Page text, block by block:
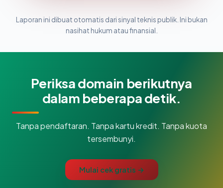
Laporan ini dibuat otomatis dari sinyal teknis publik. Ini bukan
nasihat hukum atau finansial.
Periksa domain berikutnya
dalam beberapa detik.
Tanpa pendaftaran. Tanpa kartu kredit. Tanpa kuota
tersembunyi.
Mulai cek gratis →